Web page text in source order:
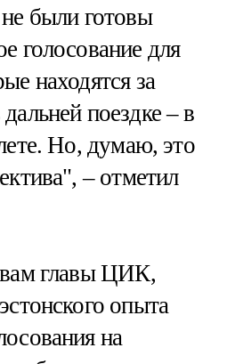
были готовы
голосование для
находятся за
поездке – в
Но, думаю, это
– отметил
главы ЦИК,
опыта
на